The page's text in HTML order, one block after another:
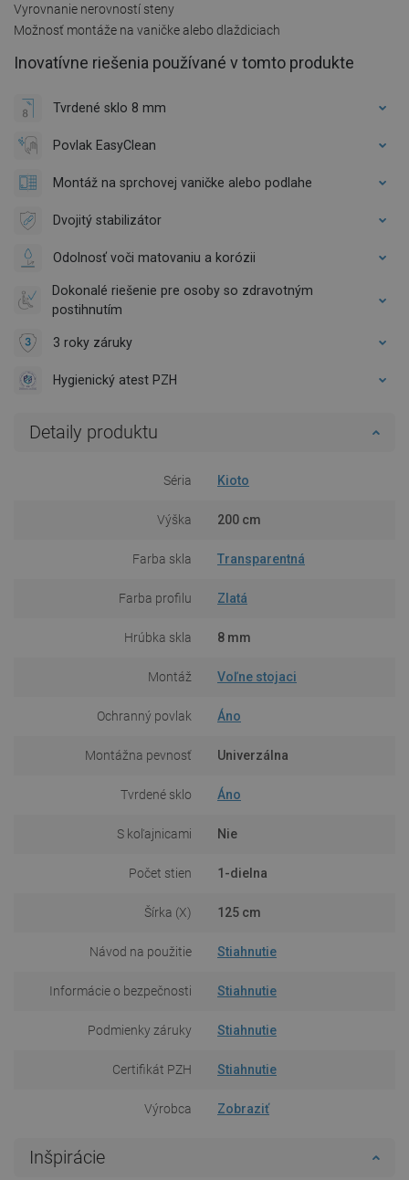
Vyrovnanie nerovností steny
Možnosť montáže na vaničke alebo dlaždiciach
Inovatívne riešenia používané v tomto produkte
Tvrdené sklo 8 mm
Povlak EasyClean
Montáž na sprchovej vaničke alebo podlahe
Dvojitý stabilizátor
Odolnosť voči matovaniu a korózii
Dokonalé riešenie pre osoby so zdravotným
postihnutím
3 roky záruky
Hygienický atest PZH
Detaily produktu
Séria Kioto
Výška 200 cm
Farba skla Transparentná
Farba profilu Zlatá
Hrúbka skla 8 mm
Montáž Voľne stojaci
Ochranný povlak Áno
Montážna pevnosť Univerzálna
Tvrdené sklo Áno
S koľajnicami Nie
Počet stien 1-dielna
Šírka (X) 125 cm
Návod na použitie Stiahnutie
Informácie o bezpečnosti Stiahnutie
Podmienky záruky Stiahnutie
Certifikát PZH Stiahnutie
Výrobca Zobraziť
Inšpirácie